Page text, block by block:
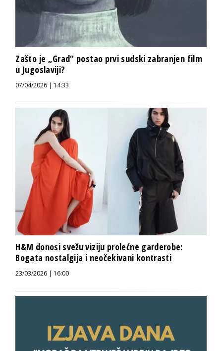
Zašto je „Grad“ postao prvi sudski zabranjen film
u Jugoslaviji?
07/04/2026 | 14:33
H&M donosi svežu viziju prolećne garderobe:
Bogata nostalgija i neočekivani kontrasti
23/03/2026 | 16:00